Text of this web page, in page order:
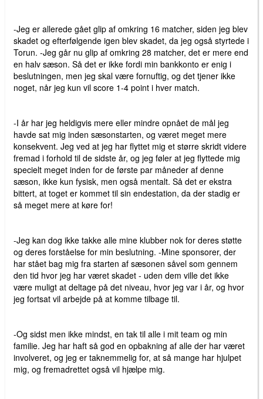
-Jeg er allerede gået glip af omkring 16 matcher, siden jeg blev
skadet og efterfølgende igen blev skadet, da jeg også styrtede i
Torun. -Jeg går nu glip af omkring 28 matcher, det er mere end
en halv sæson. Så det er ikke fordi min bankkonto er enig i
beslutningen, men jeg skal være fornuftig, og det tjener ikke
noget, når jeg kun vil score 1-4 point i hver match.
-I år har jeg heldigvis mere eller mindre opnået de mål jeg
havde sat mig inden sæsonstarten, og været meget mere
konsekvent. Jeg ved at ​​jeg har flyttet mig et større skridt videre
fremad i forhold til de sidste år, og jeg føler at jeg flyttede mig
specielt meget inden for de første par måneder af denne
sæson, ikke kun fysisk, men også mentalt. Så det er ekstra
bittert, at toget er kommet til sin endestation, da der stadig er
så meget mere at køre for!
-Jeg kan dog ikke takke alle mine klubber nok for deres støtte
og deres forståelse for min beslutning. -Mine sponsorer, der
har stået bag mig fra starten af ​​sæsonen såvel som gennem
den tid hvor jeg har været skadet - uden dem ville det ikke
være muligt at deltage på det niveau, hvor jeg var i år, og hvor
jeg fortsat vil arbejde på at komme tilbage til.
-Og sidst men ikke mindst, en tak til alle i mit team og min
familie. Jeg har haft så god en opbakning af alle der har været
involveret, og jeg er taknemmelig for, at så mange har hjulpet
mig, og fremadrettet også vil hjælpe mig.